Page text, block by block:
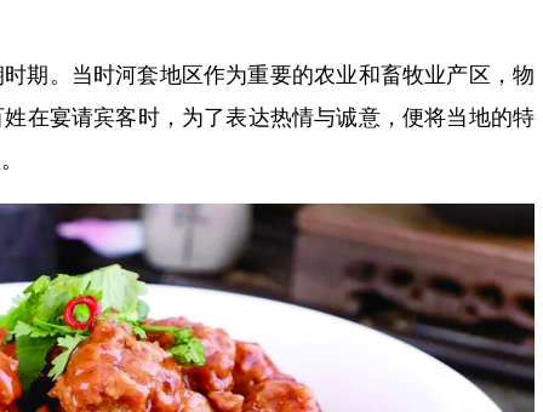
期。当时河套地区作为重要的农业和畜牧业产区，物
在宴请宾客时，为了表达热情与诚意，便将当地的特